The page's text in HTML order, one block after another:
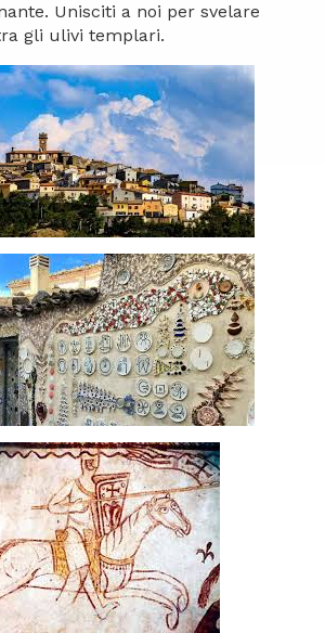
Unisciti a noi per svelare
gli ulivi templari.